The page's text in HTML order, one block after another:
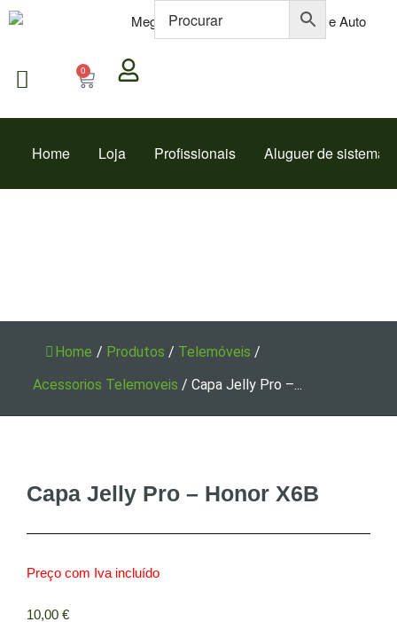
0
Home Loja Profissionais Aluguer de sistemas
Home / Produtos / Telemóveis /
Acessorios Telemoveis / Capa Jelly Pro –...
Capa Jelly Pro – Honor X6B
10,00 €
Preço com Iva incluído